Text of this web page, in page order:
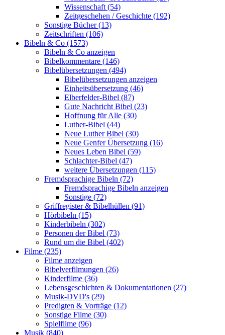
Wissenschaft (54)
Zeitgeschehen / Geschichte (192)
Sonstige Bücher (13)
Zeitschriften (106)
Bibeln & Co (1573)
Bibeln & Co anzeigen
Bibelkommentare (146)
Bibelübersetzungen (494)
Bibelübersetzungen anzeigen
Einheitsübersetzung (46)
Elberfelder-Bibel (87)
Gute Nachricht Bibel (23)
Hoffnung für Alle (30)
Luther-Bibel (44)
Neue Luther Bibel (30)
Neue Genfer Übersetzung (16)
Neues Leben Bibel (59)
Schlachter-Bibel (47)
weitere Übersetzungen (115)
Fremdsprachige Bibeln (72)
Fremdsprachige Bibeln anzeigen
Sonstige (72)
Griffregister & Bibelhüllen (91)
Hörbibeln (15)
Kinderbibeln (302)
Personen der Bibel (73)
Rund um die Bibel (402)
Filme (235)
Filme anzeigen
Bibelverfilmungen (26)
Kinderfilme (36)
Lebensgeschichten & Dokumentationen (27)
Musik-DVD's (29)
Predigten & Vorträge (12)
Sonstige Filme (30)
Spielfilme (96)
Musik (840)